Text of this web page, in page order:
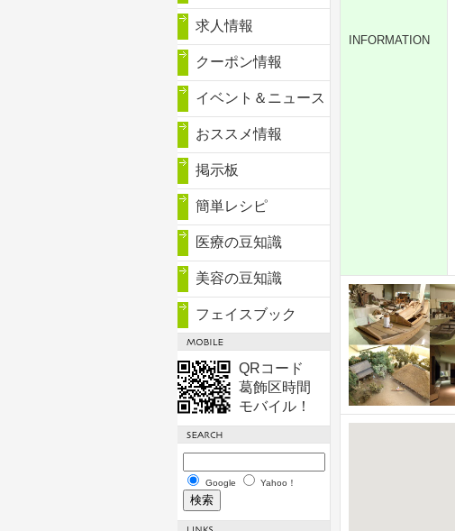
求人情報
クーポン情報
イベント＆ニュース
おススメ情報
掲示板
簡単レシピ
医療の豆知識
美容の豆知識
フェイスブック
QRコード
葛飾区時間
モバイル！
Google Yahoo！
INFORMATION